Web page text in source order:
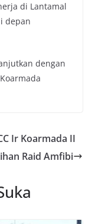
di Lantamal
depan
dengan
Ir Koarmada II
Raid Amfibi